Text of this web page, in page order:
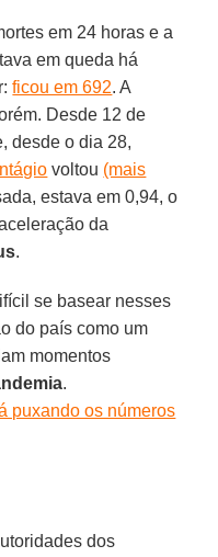
em 24 horas e a
em queda há
ficou em 692. A
Desde 12 de
desde o dia 28,
voltou (mais
estava em 0,94, o
da
.
se basear nesses
do país como um
momentos
.
puxando os números
dos